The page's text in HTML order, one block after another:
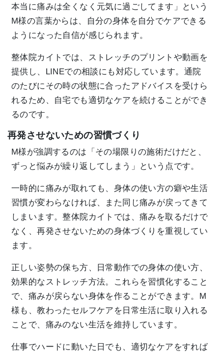
本当に痛みは全くなく元気に過ごしてます」という
M様の言葉からは、自分の身体を自分でケアできる
ようになった自信が感じられます。
整体院カイトでは、ストレッチのプリントや動画を
提供し、LINEでの相談にも対応しています。通院
のたびにその時の状態に合ったアドバイスを受けら
れるため、自宅でも適切なケアを続けることができ
るのです。
再発させないための習慣づくり
M様が強調するのは「その場限りの施術だけだと、
ずっと悩みが繰り返してしまう」という点です。
一時的に痛みが取れても、身体の使い方の癖や生活
習慣が変わらなければ、また同じ痛みが戻ってきて
しまいます。整体院カイトでは、痛みを取るだけで
なく、再発させないための身体づくりを重視してい
ます。
正しい姿勢の保ち方、日常動作での身体の使い方、
効果的なストレッチ方法。これらを習慣化すること
で、痛みが戻らない身体を作ることができます。M
様も、教わったセルフケアを日常生活に取り入れる
ことで、痛みのない生活を維持しています。
仕事でハードに動いた日でも、適切なケアをすれば